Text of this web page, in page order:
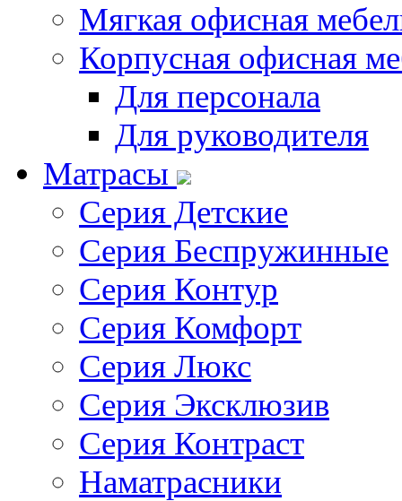
Мягкая офисная
Корпусная офисная
Для персонала
Для руководителя
Матрасы
Серия Детские
Серия Беспружинные
Серия Контур
Серия Комфорт
Серия Люкс
Серия Эксклюзив
Серия Контраст
Наматрасники